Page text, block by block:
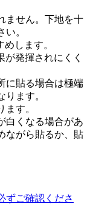
ません。下地を十
。
します。
発揮されにくく
に貼る場合は極端
ます。
す。
白くなる場合があ
ながら貼るか、貼
ずご確認くださ